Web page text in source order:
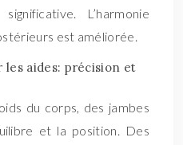
L’harmonie
est améliorée.
les aides: précision et
du corps, des jambes
et la position. Des